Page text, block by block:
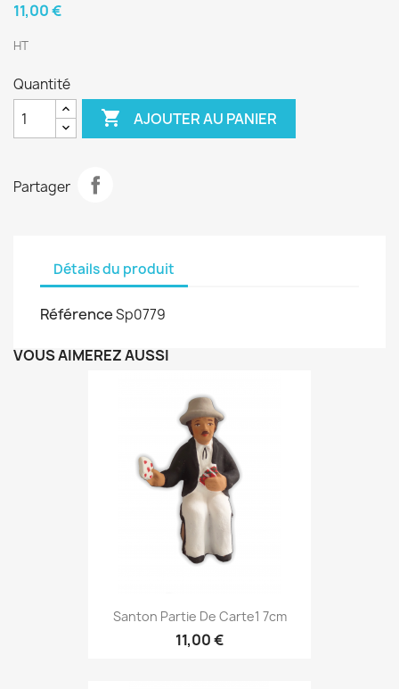
11,00 €
HT
Quantité
 AJOUTER AU PANIER
Partager
Détails du produit
RéférenceSp0779
VOUS AIMEREZ AUSSI
Santon Partie De Carte1 7cm
11,00 €